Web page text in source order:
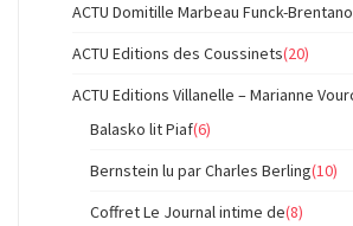
ACTU Domitille Marbeau Funck-Brentano
ACTU Editions des Coussinets(20)
ACTU Editions Villanelle – Marianne
Balasko lit Piaf(6)
Bernstein lu par Charles Berling(10)
Coffret Le Journal intime de(8)